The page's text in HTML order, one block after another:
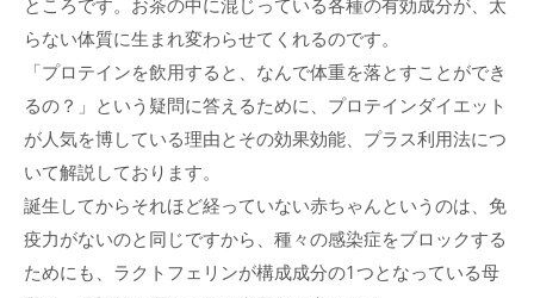
らない体質に生まれ変わらせてくれるのです。
「プロテインを飲用すると、なんで体重を落とすことができ
るの？」という疑問に答えるために、プロテインダイエット
が人気を博している理由とその効果効能、プラス利用法につ
いて解説しております。
誕生してからそれほど経っていない赤ちゃんというのは、免
疫力がないのと同じですから、種々の感染症をブロックする
ためにも、ラクトフェリンが構成成分の1つとなっている母